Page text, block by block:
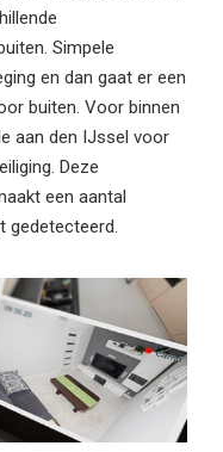
Simpele
en dan gaat er een
buiten. Voor binnen
aan den IJssel voor
Deze
een aantal
gedetecteerd.